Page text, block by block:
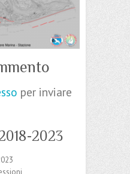
per inviare
2023